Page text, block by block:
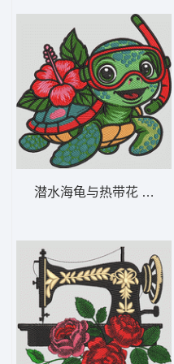
潜水海龟与热带花 海龟